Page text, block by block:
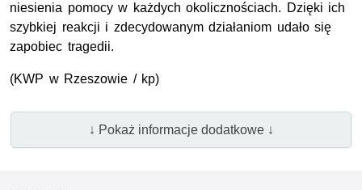
niesienia pomocy w każdych okolicznościach. Dzięki ich
szybkiej reakcji i zdecydowanym działaniom udało się
zapobiec tragedii.
(KWP w Rzeszowie / kp)
↓ Pokaż informacje dodatkowe ↓